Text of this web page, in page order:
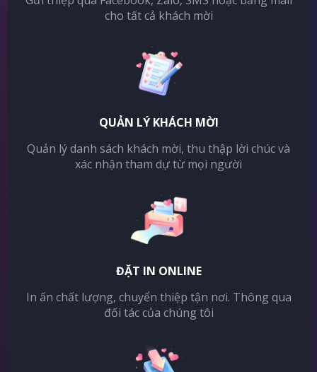
cho tất cả khách mời
QUẢN LÝ KHÁCH MỜI
Quản lý danh sách khách mời, thu thập lời chúc và
xác nhận tham dự từ mọi người
ĐẶT IN ONLINE
In ấn chất lượng, chuyển thiệp tận nơi. Thông qua
đối tác của chúng tôi